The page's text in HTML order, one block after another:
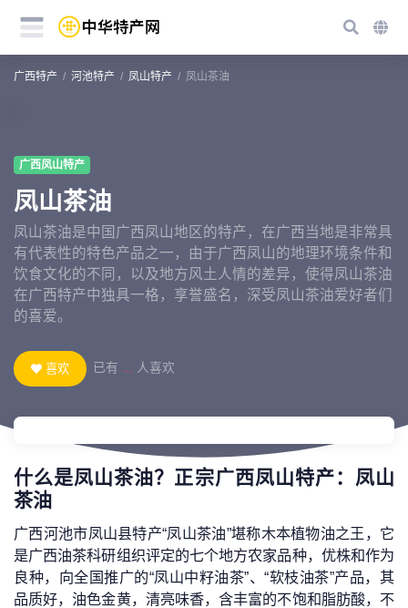
广西特产 河池特产 凤山特产 凤山茶油
广西凤山特产
凤山茶油
凤山茶油是中国广西凤山地区的特产，在广西当地是非常具
有代表性的特色产品之一，由于广西凤山的地理环境条件和
饮食文化的不同，以及地方风土人情的差异，使得凤山茶油
在广西特产中独具一格，享誉盛名，深受凤山茶油爱好者们
的喜爱。
喜欢 已有 人喜欢
什么是凤山茶油？正宗广西凤山特产：凤山
茶油
广西河池市凤山县特产“凤山茶油”堪称木本植物油之王，它
是广西油茶科研组织评定的七个地方农家品种，优株和作为
良种，向全国推广的“凤山中籽油茶”、“软枝油茶”产品，其
品质好，油色金黄，清亮味香，含丰富的不饱和脂肪酸，不